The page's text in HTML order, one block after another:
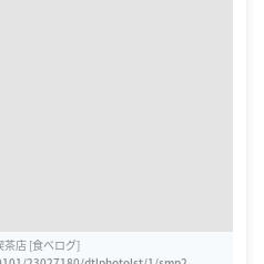
茶店 [食べログ]